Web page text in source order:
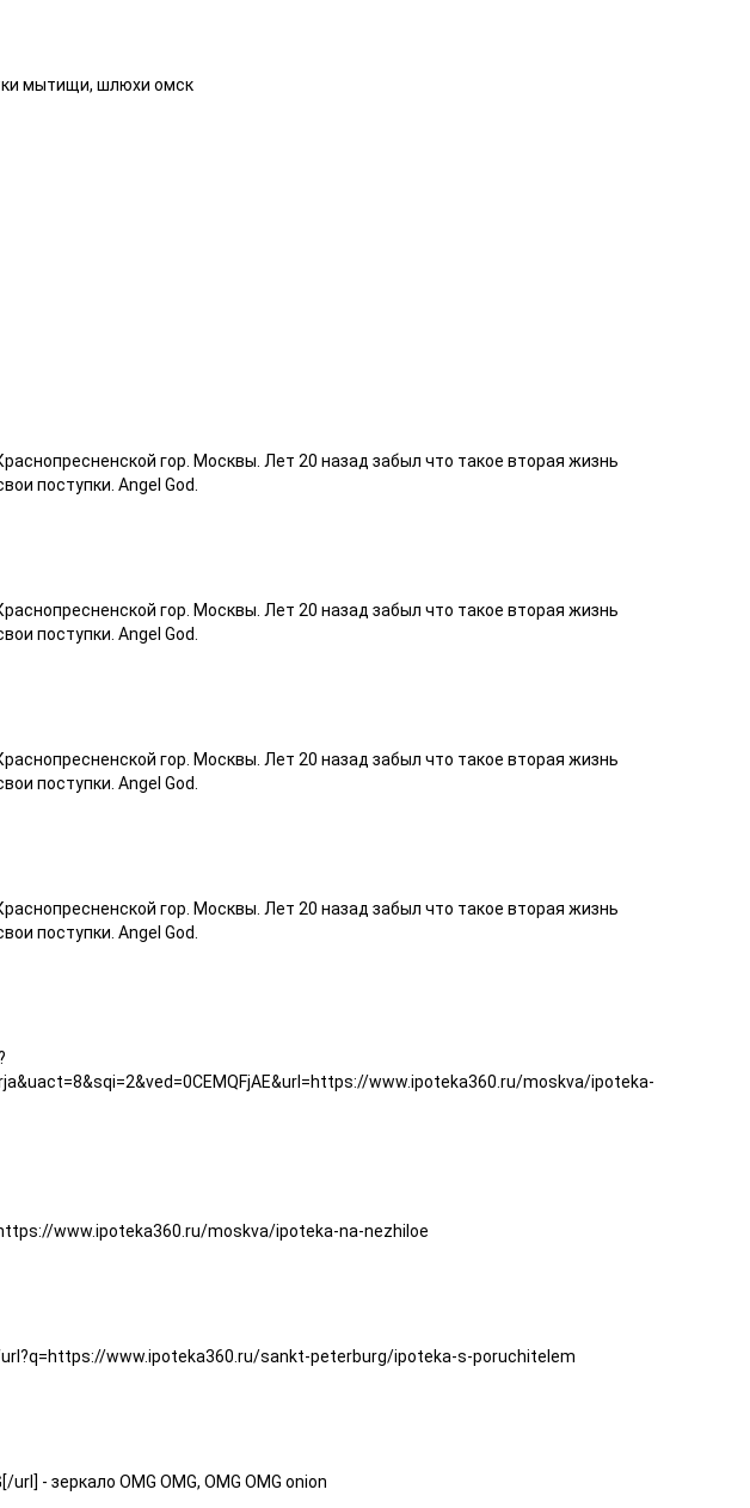
мытищи, шлюхи омск
гор. Москвы. Лет 20 назад забыл что такое вторая жизнь
поступки. Angel God.
гор. Москвы. Лет 20 назад забыл что такое вторая жизнь
поступки. Angel God.
гор. Москвы. Лет 20 назад забыл что такое вторая жизнь
поступки. Angel God.
гор. Москвы. Лет 20 назад забыл что такое вторая жизнь
поступки. Angel God.
www.ipoteka360.ru/moskva/ipoteka-
www.ipoteka360.ru/moskva/ipoteka-na-nezhiloe
www.ipoteka360.ru/sankt-peterburg/ipoteka-s-poruchitelem
- зеркало OMG OMG, OMG OMG onion